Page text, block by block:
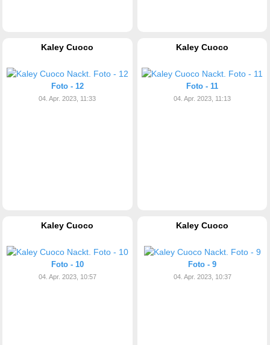
Kaley Cuoco
Foto - 12
04. Apr. 2023, 11:33
Kaley Cuoco
Foto - 11
04. Apr. 2023, 11:13
Kaley Cuoco
Foto - 10
04. Apr. 2023, 10:57
Kaley Cuoco
Foto - 9
04. Apr. 2023, 10:37